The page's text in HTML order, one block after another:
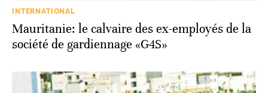
INTERNATIONAL
Mauritanie: le calvaire des ex-employés de la
société de gardiennage «G4S»